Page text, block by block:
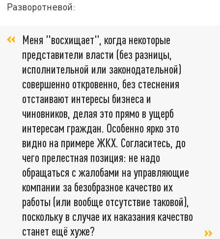
Разворотневой:
Меня "восхищает", когда некоторые
представители власти (без разницы,
исполнительной или законодательной)
совершенно откровенно, без стеснения
отстаивают интересы бизнеса и
чиновников, делая это прямо в ущерб
интересам граждан. Особенно ярко это
видно на примере ЖКХ. Согласитесь, до
чего прелестная позиция: не надо
обращаться с жалобами на управляющие
компании за безобразное качество их
работы (или вообще отсутствие таковой),
поскольку в случае их наказания качество
станет ещё хуже?